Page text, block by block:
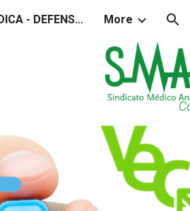
ASESORÍA JURÍDICA - DEFENSA JUDICIAL More